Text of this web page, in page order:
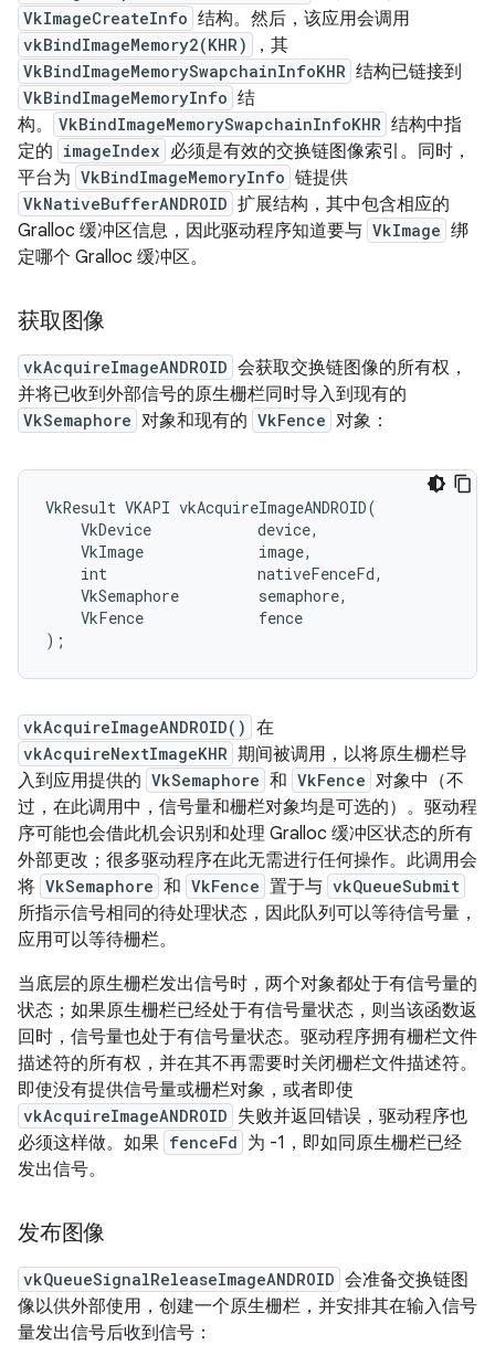
VkImageCreateInfo 结构。然后，该应用会调用
vkBindImageMemory2(KHR) ，其
VkBindImageMemorySwapchainInfoKHR 结构已链接到
VkBindImageMemoryInfo 结
构。
VkBindImageMemorySwapchainInfoKHR 结构中指
定的 imageIndex 必须是有效的交换链图像索引。同时，
平台为 VkBindImageMemoryInfo 链提供
VkNativeBufferANDROID 扩展结构，其中包含相应的
Gralloc 缓冲区信息，因此驱动程序知道要与 VkImage 绑
定哪个 Gralloc 缓冲区。
获取图像
vkAcquireImageANDROID 会获取交换链图像的所有权，
并将已收到外部信号的原生栅栏同时导入到现有的
VkSemaphore 对象和现有的 VkFence 对象：
VkResult VKAPI vkAcquireImageANDROID(
    VkDevice            device,
    VkImage             image,
    int                 nativeFenceFd,
    VkSemaphore         semaphore,
    VkFence             fence
vkAcquireImageANDROID() 在
vkAcquireNextImageKHR 期间被调用，以将原生栅栏导
入到应用提供的 VkSemaphore 和 VkFence 对象中（不
过，在此调用中，信号量和栅栏对象均是可选的）。驱动程
序可能也会借此机会识别和处理 Gralloc 缓冲区状态的所有
外部更改；很多驱动程序在此无需进行任何操作。此调用会
将 VkSemaphore 和 VkFence 置于与 vkQueueSubmit
所指示信号相同的待处理状态，因此队列可以等待信号量，
应用可以等待栅栏。
当底层的原生栅栏发出信号时，两个对象都处于有信号量的
状态；如果原生栅栏已经处于有信号量状态，则当该函数返
回时，信号量也处于有信号量状态。驱动程序拥有栅栏文件
描述符的所有权，并在其不再需要时关闭栅栏文件描述符。
即使没有提供信号量或栅栏对象，或者即使
vkAcquireImageANDROID 失败并返回错误，驱动程序也
必须这样做。如果 fenceFd 为 -1，即如同原生栅栏已经
发出信号。
发布图像
vkQueueSignalReleaseImageANDROID 会准备交换链图
像以供外部使用，创建一个原生栅栏，并安排其在输入信号
量发出信号后收到信号：